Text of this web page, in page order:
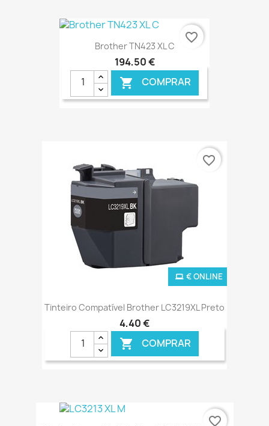
€ ONLINE
Brother TN423 XL C
194,50 €
 COMPRAR
€ ONLINE
favorite_border
Tinteiro Compatível Brother LC3219XL Preto
4,40 €
 COMPRAR
€ ONLINE
favorite_border
favorite_border